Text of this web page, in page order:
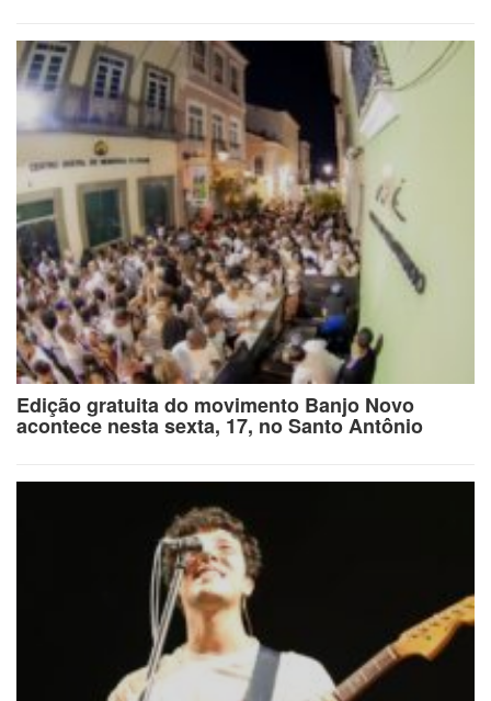
Edição gratuita do movimento Banjo Novo
acontece nesta sexta, 17, no Santo Antônio